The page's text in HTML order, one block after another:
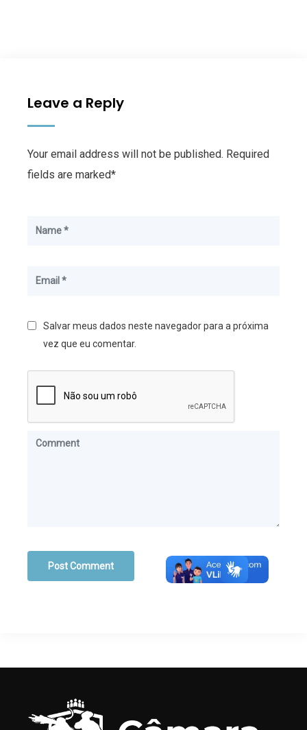
Leave a Reply
Your email address will not be published. Required
fields are marked*
Salvar meus dados neste navegador para a próxima
vez que eu comentar.